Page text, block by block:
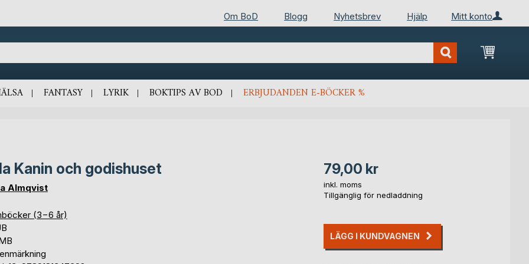
Mitt konto
Om BoD Blogg Nyhetsbrev Hjälp
Min
FANTASY LYRIK BOKTIPS AV BOD ERBJUDANDEN E-BÖCKER %
Kanin och godishuset
Almqvist
(3−6 år)
79,00 kr
inkl. moms
Tillgänglig för nedladdning
LÄGG I KUNDVAGNEN